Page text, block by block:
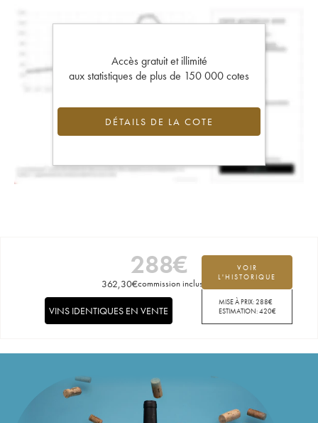
Accès gratuit et illimité
aux statistiques de plus de 150 000 cotes
DÉTAILS DE LA COTE
288€
362,30€commission incluse
VOIR
L'HISTORIQUE
MISE À PRIX:288€
ESTIMATION:420€
VINS IDENTIQUES EN VENTE